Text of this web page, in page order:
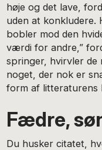
høje og det lave,
uden at
bobler mod den
værdi for andre,”
springer, hvirvler de
noget, der nok er
form af litteraturens
Fædre,
Du husker citatet,